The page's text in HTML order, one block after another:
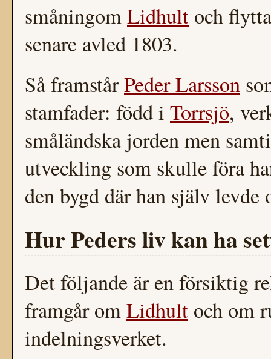
småningomLidhult och
senare avled 1803.
Så framstårPeder Larsson
stamfader: född i Torrsjö,
småländska jorden men
utveckling som skulle föra
den bygd där han själv levde
Hur Peders liv kan ha
Det följande är en försiktig
framgår omLidhult och om
indelningsverket.